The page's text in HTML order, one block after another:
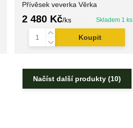
Přívěsek veverka Věrka
2 480 Kč/ks Skladem 1 ks
Koupit
Načíst další produkty (10)